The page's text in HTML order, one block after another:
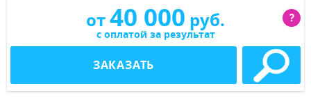
от40 000 руб. ?
с оплатой за результат
ЗАКАЗАТЬ